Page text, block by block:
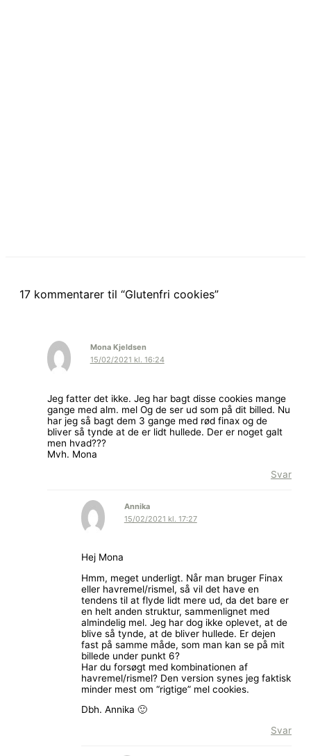
17 kommentarer til “Glutenfri cookies”
Mona Kjeldsen
15/02/2021 kl. 16:24
Jeg fatter det ikke. Jeg har bagt disse cookies mange
gange med alm. mel Og de ser ud som på dit billed. Nu
har jeg så bagt dem 3 gange med rød finax og de
bliver så tynde at de er lidt hullede. Der er noget galt
men hvad???
Mvh. Mona
Svar
Annika
15/02/2021 kl. 17:27
Hej Mona
Hmm, meget underligt. Når man bruger Finax
eller havremel/rismel, så vil det have en
tendens til at flyde lidt mere ud, da det bare er
en helt anden struktur, sammenlignet med
almindelig mel. Jeg har dog ikke oplevet, at de
blive så tynde, at de bliver hullede. Er dejen
fast på samme måde, som man kan se på mit
billede under punkt 6?
Har du forsøgt med kombinationen af
havremel/rismel? Den version synes jeg faktisk
minder mest om “rigtige” mel cookies.
Dbh. Annika 🙂
Svar